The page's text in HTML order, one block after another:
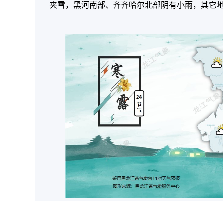
夹雪，黑河南部、齐齐哈尔北部阴有小雨，其它